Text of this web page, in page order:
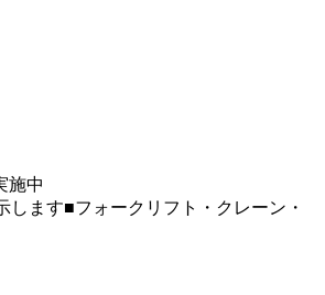
施中
ます■フォークリフト・クレーン・